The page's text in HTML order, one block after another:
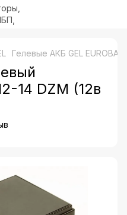
Гелевые АКБ GEL
14 DZM (12в